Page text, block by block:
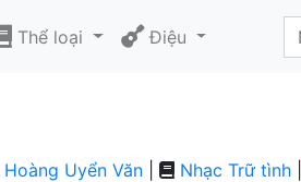
Thể loại Điệu
Hoàng Uyển Văn Nhạc Trữ tình